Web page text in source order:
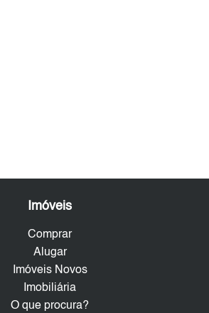
Imóveis
Comprar
Alugar
Imóveis Novos
Imobiliária
O que procura?